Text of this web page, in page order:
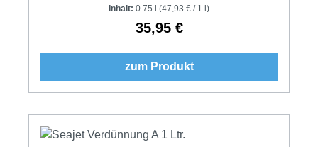
Inhalt: 0.75 l (47,93 € / 1 l)
Regulärer Preis:
35,95 €
zum Produkt